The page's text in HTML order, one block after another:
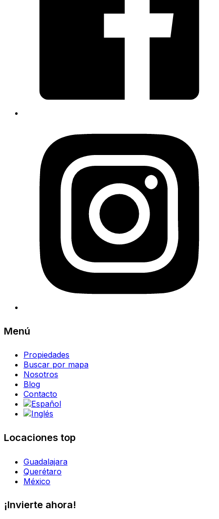
Menú
Propiedades
Buscar por mapa
Nosotros
Blog
Contacto
Locaciones top
Guadalajara
Querétaro
México
¡Invierte ahora!